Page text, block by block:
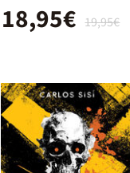
19,95€
18,95€